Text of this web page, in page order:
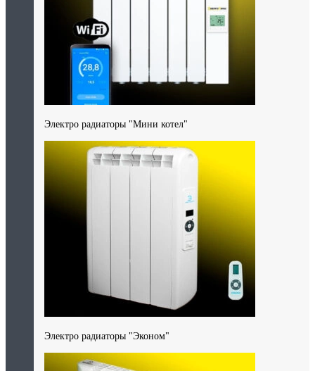
Электро радиаторы "Мини котел"
Электро радиаторы "Эконом"